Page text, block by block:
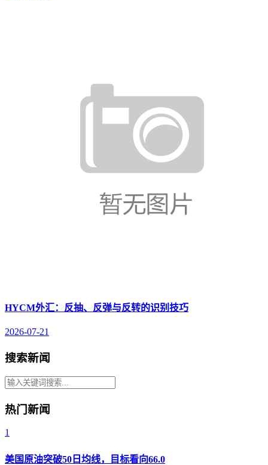
HYCM外汇：反抽、反弹与反转的识别技巧
2026-07-21
搜索新闻
热门新闻
1
美国原油突破50日均线，目标看向66.0